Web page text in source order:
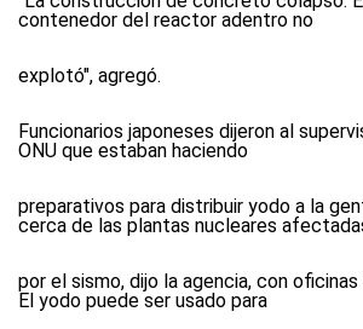
contenedor del reactor adentro no
explotó", agregó.
Funcionarios japoneses dijeron al
ONU que estaban haciendo
preparativos para distribuir yodo a la
cerca de las plantas nucleares
por el sismo, dijo la agencia, con
El yodo puede ser usado para